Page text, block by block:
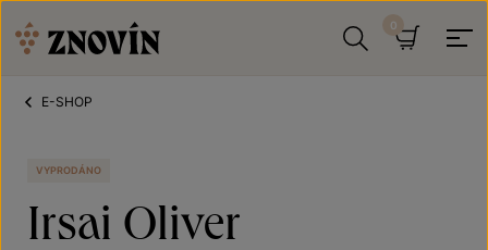
E-SHOP
VYPRODÁNO
Irsai Oliver